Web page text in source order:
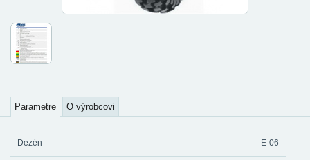
Parametre O výrobcovi
Dezén E-06